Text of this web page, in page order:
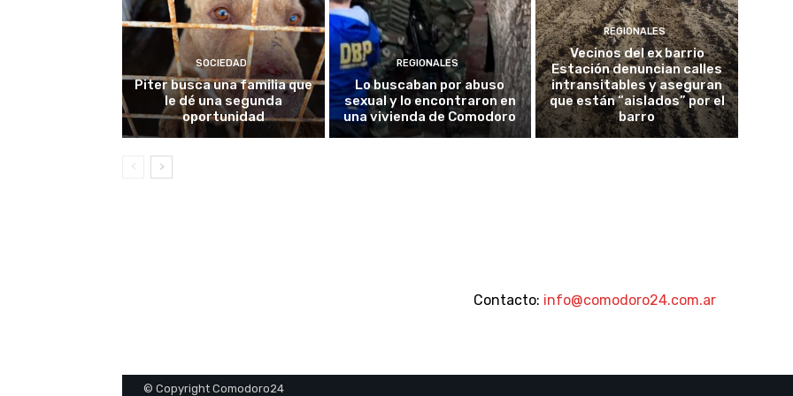
SOCIEDAD
Piter busca una familia que
le dé una segunda
oportunidad
REGIONALES
Lo buscaban por abuso
sexual y lo encontraron en
una vivienda de Comodoro
REGIONALES
Vecinos del ex barrio
Estación denuncian calles
intransitables y aseguran
que están “aislados” por el
barro
Contacto: info@comodoro24.com.ar
© Copyright Comodoro24